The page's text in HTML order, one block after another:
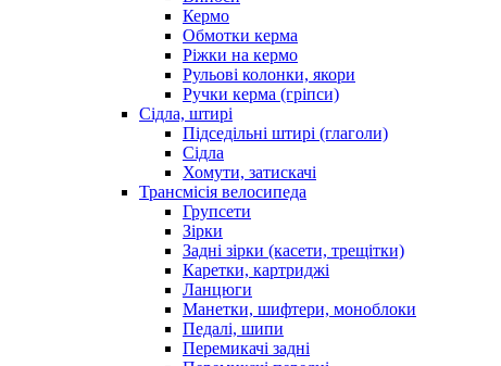
Кермо
Обмотки керма
Ріжки на кермо
Рульові колонки, якори
Ручки керма (гріпси)
Сідла, штирі
Підседільні штирі (глаголи)
Сідла
Хомути, затискачі
Трансмісія велосипеда
Групсети
Зірки
Задні зірки (касети, трещітки)
Каретки, картриджі
Ланцюги
Манетки, шифтери, моноблоки
Педалі, шипи
Перемикачі задні